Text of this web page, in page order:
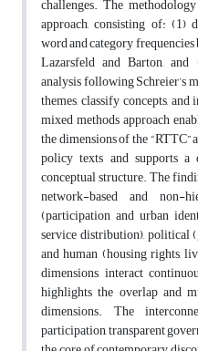
challenges. The
approach, consisting of: (1)
word and category
Lazarsfeld and Barton,
analysis following Schreier’s
themes, classify concepts,
mixed methods approach
the dimensions of the “RTTC”
policy texts and supports
conceptual structure. The
network-based and non-
(participation and urban
service distribution), political
and human (housing rights,
dimensions interact
highlights the overlap and
dimensions. The
participation, transparent